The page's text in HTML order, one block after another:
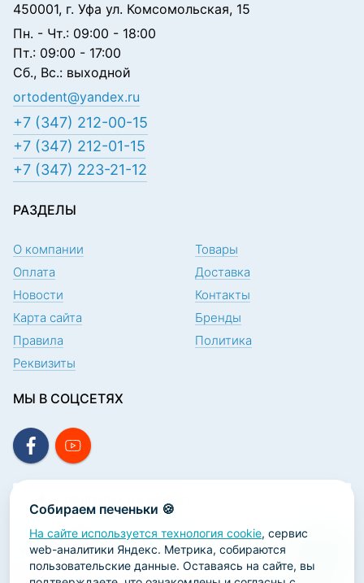
Собираем печеньки 🍪
На сайте используется технология cookie, сервис
web-аналитики Яндекс. Метрика, собираются
пользовательские данные. Оставаясь на сайте, вы
450001, г. Уфа ул. Комсомольская, 15
Пн. - Чт.: 09:00 - 18:00
Пт.: 09:00 - 17:00
Сб., Вс.: выходной
ortodent@yandex.ru
+7 (347) 212-00-15
+7 (347) 212-01-15
+7 (347) 223-21-12
РАЗДЕЛЫ
О компании
Товары
Оплата
Доставка
Новости
Контакты
Карта сайта
Бренды
Правила
Политика
Реквизиты
МЫ В СОЦСЕТЯХ
ПОДПИСКА НА НОВОСТИ